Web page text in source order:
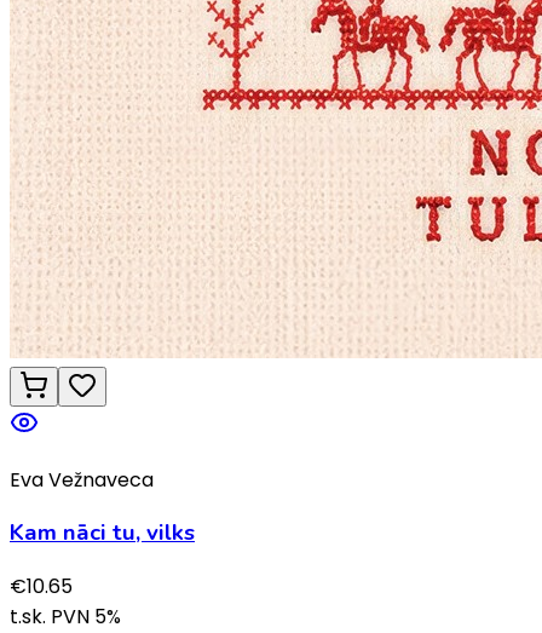
Eva Vežnaveca
Kam nāci tu, vilks
€10.65
t.sk. PVN 5%